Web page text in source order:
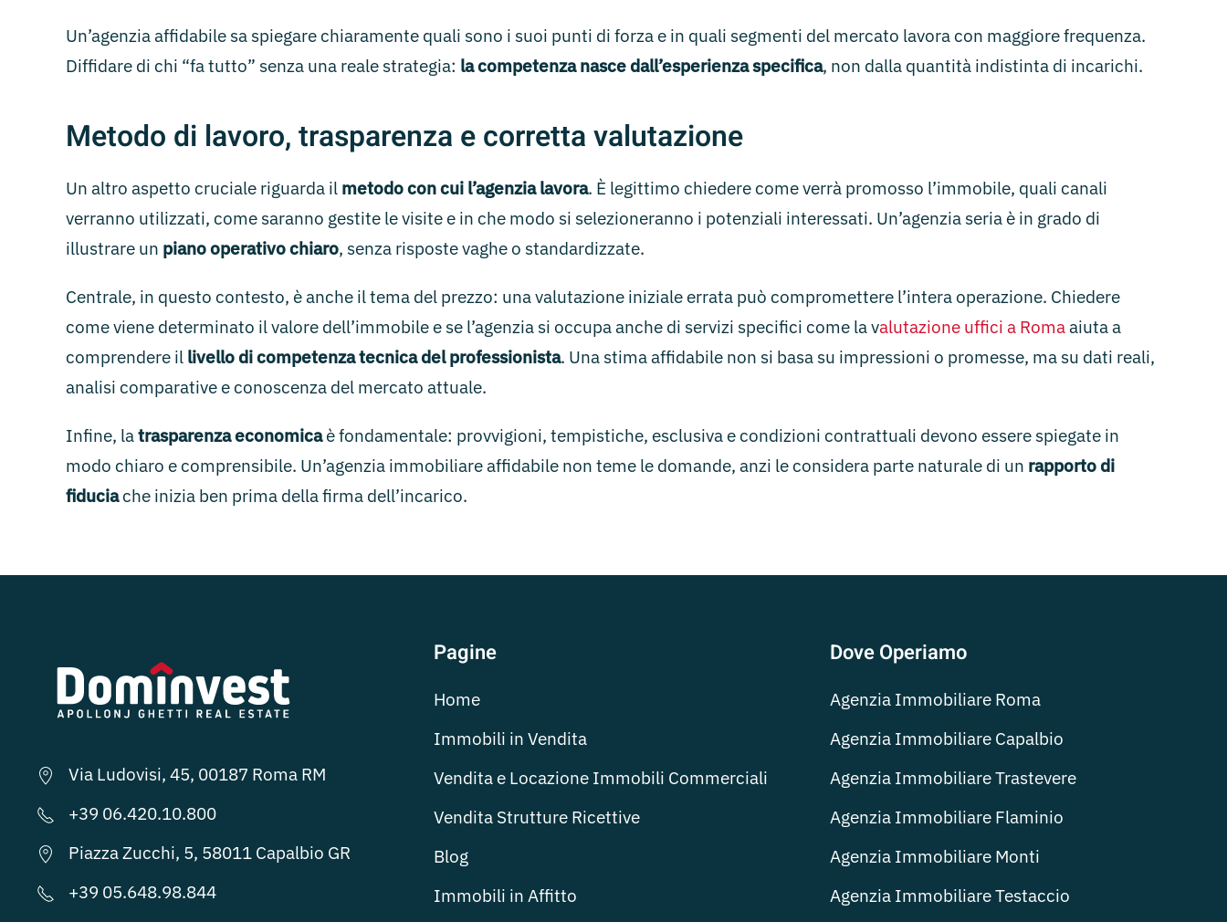
Un’agenzia affidabile sa spiegare chiaramente quali sono i suoi punti di forza e in quali segmenti del mercato lavora con maggiore frequenza.
Diffidare di chi “fa tutto” senza una reale strategia: la competenza nasce dall’esperienza specifica, non dalla quantità indistinta di incarichi.
Metodo di lavoro, trasparenza e corretta valutazione
Un altro aspetto cruciale riguarda il metodo con cui l’agenzia lavora. È legittimo chiedere come verrà promosso l’immobile, quali canali
verranno utilizzati, come saranno gestite le visite e in che modo si selezioneranno i potenziali interessati. Un’agenzia seria è in grado di
illustrare un piano operativo chiaro, senza risposte vaghe o standardizzate.
Centrale, in questo contesto, è anche il tema del prezzo: una valutazione iniziale errata può compromettere l’intera operazione. Chiedere
come viene determinato il valore dell’immobile e se l’agenzia si occupa anche di servizi specifici come la valutazione uffici a Romaaiuta a
comprendere il livello di competenza tecnica del professionista. Una stima affidabile non si basa su impressioni o promesse, ma su dati reali,
analisi comparative e conoscenza del mercato attuale.
Infine, latrasparenza economicaè fondamentale: provvigioni, tempistiche, esclusiva e condizioni contrattuali devono essere spiegate in
modo chiaro e comprensibile. Un’agenzia immobiliare affidabile non teme le domande, anzi le considera parte naturale di un rapporto di
fiduciache inizia ben prima della firma dell’incarico.
Via Ludovisi, 45, 00187 Roma RM
+39 06.420.10.800
Piazza Zucchi, 5, 58011 Capalbio GR
+39 05.648.98.844
Pagine
Home
Immobili in Vendita
Vendita e Locazione Immobili Commerciali
Vendita Strutture Ricettive
Blog
Immobili in Affitto
Dove Operiamo
Agenzia Immobiliare Roma
Agenzia Immobiliare Capalbio
Agenzia Immobiliare Trastevere
Agenzia Immobiliare Flaminio
Agenzia Immobiliare Monti
Agenzia Immobiliare Testaccio